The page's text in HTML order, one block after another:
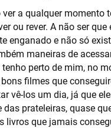
ver a qualquer momento
ou rever. A não ser que
enganado e não só
maneiras de
perto de mim, no
filmes que
vê-los um dia, já que
das prateleiras, quase
livros que jamais